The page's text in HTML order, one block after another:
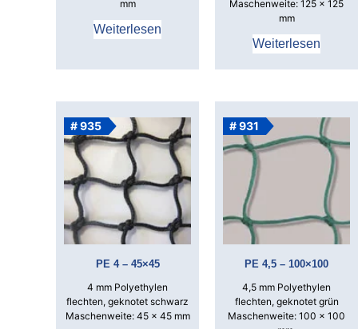
mm
Weiterlesen
Maschenweite: 125 x 125
mm
Weiterlesen
# 935
PE 4 – 45×45
4 mm Polyethylen
flechten, geknotet schwarz
Maschenweite: 45 x 45 mm
# 931
PE 4,5 – 100×100
4,5 mm Polyethylen
flechten, geknotet grün
Maschenweite: 100 x 100